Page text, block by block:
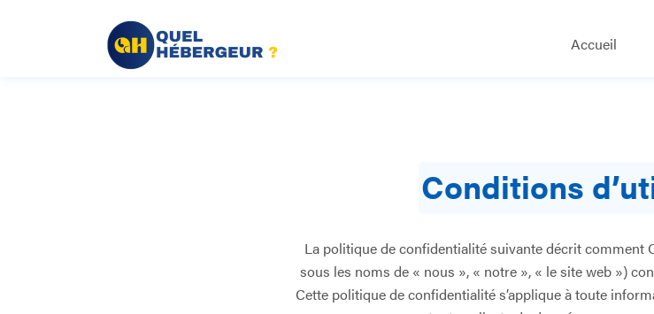
Accueil
Conditions
La politique de confidentialité suivante décrit comment
sous les noms de « nous », « notre », « le site web »)
Cette politique de confidentialité s’applique à toute